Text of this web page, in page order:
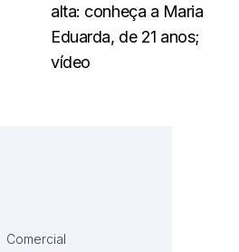
alta: conheça a Maria
Eduarda, de 21 anos;
vídeo
Comercial